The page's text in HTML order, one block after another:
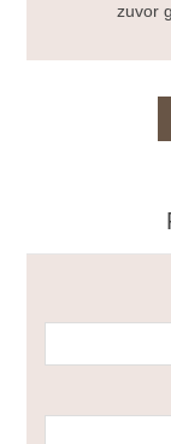
zuvor